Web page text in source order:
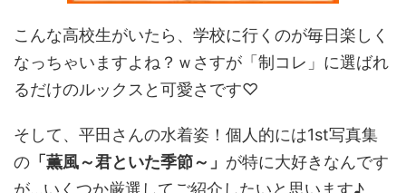
こんな高校生がいたら、学校に行くのが毎日楽しく
なっちゃいますよね？ｗさすが「制コレ」に選ばれ
るだけのルックスと可愛さです♡
そして、平田さんの水着姿！個人的には1st写真集
の 「薫風～君といた季節～」 が特に大好きなんです